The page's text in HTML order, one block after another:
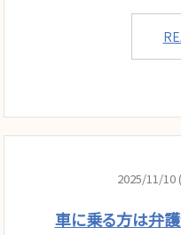
2025/11/10
車に乗る方は弁